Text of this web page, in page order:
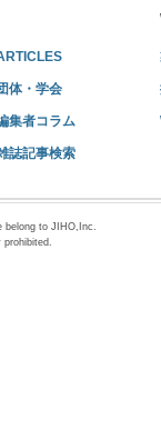
体・学会
集者コラム
誌記事検索
belong to JIHO,Inc.